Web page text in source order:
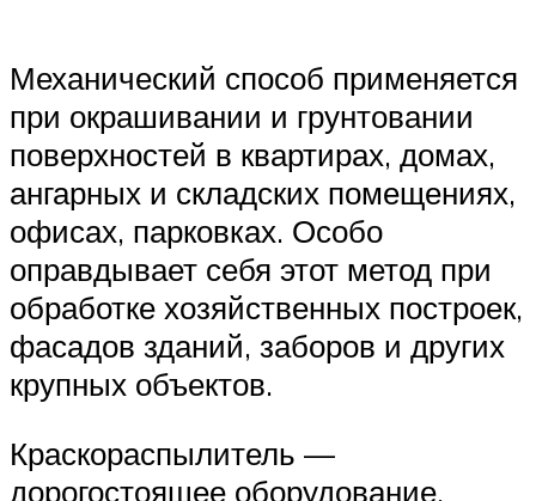
Механический способ применяется
при окрашивании и грунтовании
поверхностей в квартирах, домах,
ангарных и складских помещениях,
офисах, парковках. Особо
оправдывает себя этот метод при
обработке хозяйственных построек,
фасадов зданий, заборов и других
крупных объектов.
Краскораспылитель —
дорогостоящее оборудование,